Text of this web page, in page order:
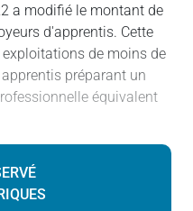
a modifié le montant de
d'apprentis. Cette
de moins de
préparant un
équivalent